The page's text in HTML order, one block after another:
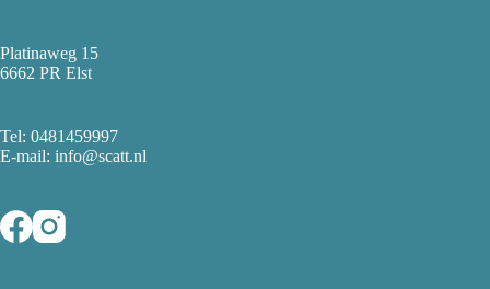
Platinaweg 15
6662 PR Elst
Tel: 0481459997
E-mail: info@scatt.nl